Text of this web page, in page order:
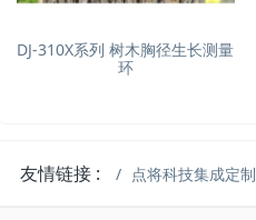
DJ-310X系列 树木胸径生长测量
环
友情链接 : 点将科技集成定制